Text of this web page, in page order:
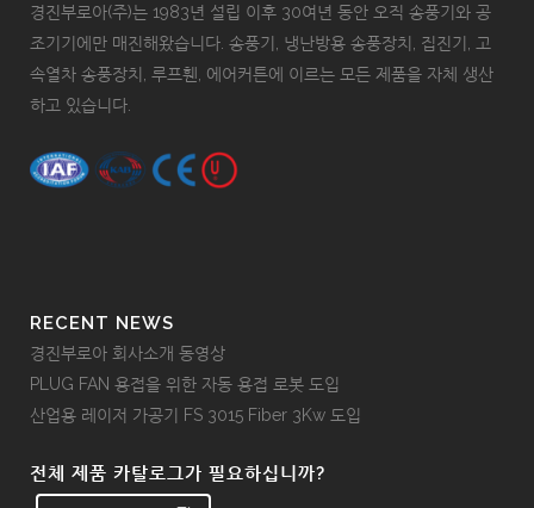
경진부로아(주)는 1983년 설립 이후 30여년 동안 오직 송풍기와 공
조기기에만 매진해왔습니다. 송풍기, 냉난방용 송풍장치, 집진기, 고
속열차 송풍장치, 루프휀, 에어커튼에 이르는 모든 제품을 자체 생산
하고 있습니다.
RECENT NEWS
경진부로아 회사소개 동영상
PLUG FAN 용접을 위한 자동 용접 로봇 도입
산업용 레이저 가공기 FS 3015 Fiber 3Kw 도입
전체 제품 카탈로그가 필요하십니까?